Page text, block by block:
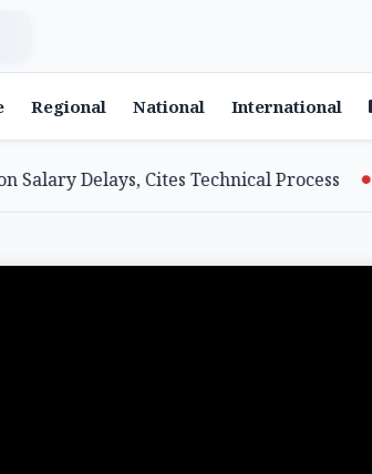
Regional National International
Delays, Cites Technical Process